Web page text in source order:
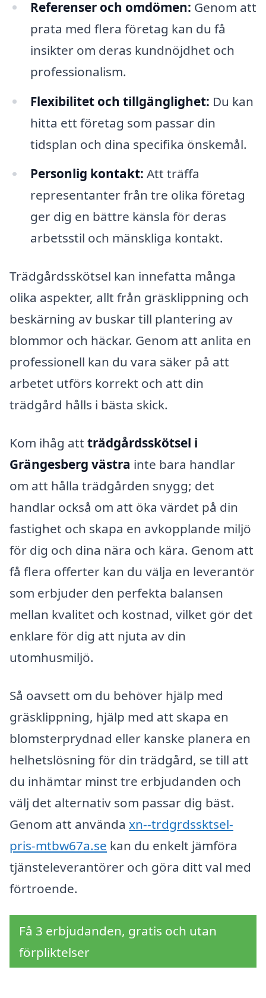
Referenser och omdömen: Genom att
prata med flera företag kan du få
insikter om deras kundnöjdhet och
professionalism.
Flexibilitet och tillgänglighet: Du kan
hitta ett företag som passar din
tidsplan och dina specifika önskemål.
Personlig kontakt: Att träffa
representanter från tre olika företag
ger dig en bättre känsla för deras
arbetsstil och mänskliga kontakt.
Trädgårdsskötsel kan innefatta många
olika aspekter, allt från gräsklippning och
beskärning av buskar till plantering av
blommor och häckar. Genom att anlita en
professionell kan du vara säker på att
arbetet utförs korrekt och att din
trädgård hålls i bästa skick.
Kom ihåg att trädgårdsskötsel i
Grängesberg västra inte bara handlar
om att hålla trädgården snygg; det
handlar också om att öka värdet på din
fastighet och skapa en avkopplande miljö
för dig och dina nära och kära. Genom att
få flera offerter kan du välja en leverantör
som erbjuder den perfekta balansen
mellan kvalitet och kostnad, vilket gör det
enklare för dig att njuta av din
utomhusmiljö.
Så oavsett om du behöver hjälp med
gräsklippning, hjälp med att skapa en
blomsterprydnad eller kanske planera en
helhetslösning för din trädgård, se till att
du inhämtar minst tre erbjudanden och
välj det alternativ som passar dig bäst.
Genom att använda xn--trdgrdssktsel-
pris-mtbw67a.se kan du enkelt jämföra
tjänsteleverantörer och göra ditt val med
förtroende.
Få 3 erbjudanden, gratis och utan
förpliktelser